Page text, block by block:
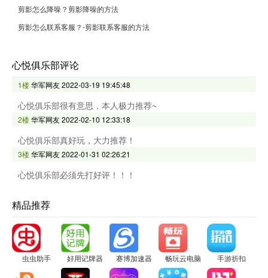
剪影怎么降噪？剪影降噪的方法
剪影怎么联系客服？-剪影联系客服的方法
心悦俱乐部评论
1楼华军网友2022-03-19 19:45:48
心悦俱乐部很有意思，本人极力推荐~
2楼华军网友2022-02-10 12:33:18
心悦俱乐部真好玩，大力推荐！
3楼华军网友2022-01-31 02:26:21
心悦俱乐部必须先打好评！！！
精品推荐
虫虫助手 好用记牌器 赛博加速器 畅玩云电脑 手游折扣